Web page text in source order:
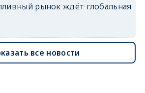
рынок ждёт глобальная
все новости